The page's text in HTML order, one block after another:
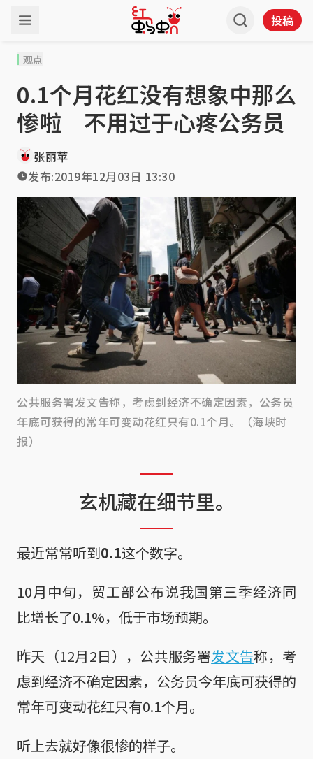
投稿
观点
0.1个月花红没有想象中那么
惨啦 不用过于心疼公务员
张丽苹
发布:2019年12月03日 13:30
公共服务署发文告称，考虑到经济不确定因素，公务员
年底可获得的常年可变动花红只有0.1个月。（海峡时
报）
玄机藏在细节里。
最近常常听到0.1这个数字。
10月中旬，贸工部公布说我国第三季经济同
比增长了0.1%，低于市场预期。
昨天（12月2日），公共服务署发文告称，考
虑到经济不确定因素，公务员今年底可获得的
常年可变动花红只有0.1个月。
听上去就好像很惨的样子。